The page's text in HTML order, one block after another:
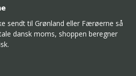
sendt til Grønland eller Færøerne så
dansk moms, shoppen beregner